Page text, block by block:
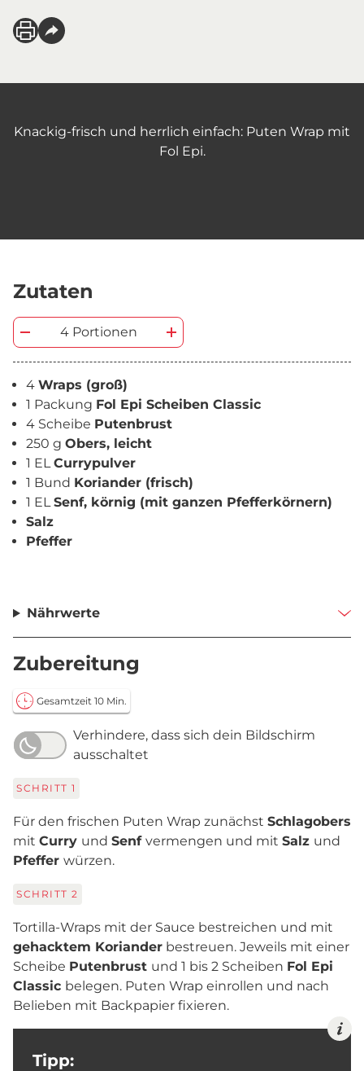
Knackig-frisch und herrlich einfach: Puten Wrap mit
Fol Epi.
Zutaten
4 Portionen
4 Wraps (groß)
1 Packung Fol Epi Scheiben Classic
4 Scheibe Putenbrust
250 g Obers, leicht
1 ELCurrypulver
1 Bund Koriander (frisch)
1 ELSenf, körnig (mit ganzen Pfefferkörnern)
Salz
Pfeffer
Nährwerte
Zubereitung
Gesamtzeit 10 Min.
Verhindere, dass sich dein Bildschirm
ausschaltet
SCHRITT 1
Für den frischen Puten Wrap zunächst Schlagobers
mit Curry und Senf vermengen und mit Salz und
Pfeffer würzen.
SCHRITT 2
Tortilla-Wraps mit der Sauce bestreichen und mit
gehacktem Koriander bestreuen. Jeweils mit einer
Scheibe Putenbrust und 1 bis 2 Scheiben Fol Epi
Classic belegen. Puten Wrap einrollen und nach
Belieben mit Backpapier fixieren.
Tipp: